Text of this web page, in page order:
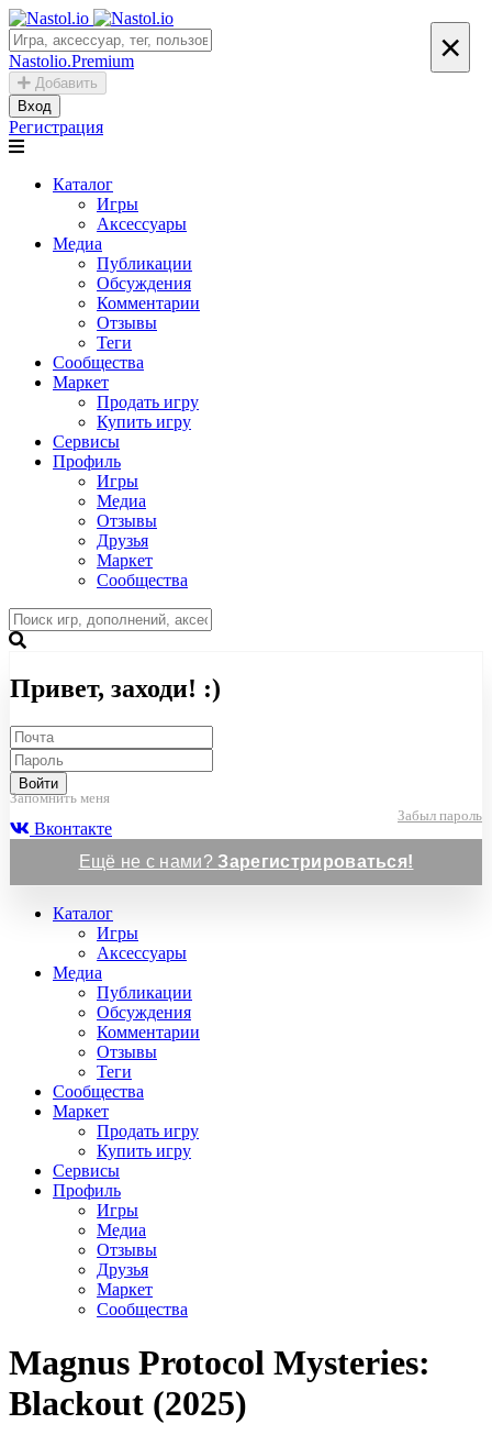
Nastolio.Premium
Добавить
Вход
Регистрация
Каталог
Игры
Аксессуары
Медиа
Публикации
Обсуждения
Комментарии
Отзывы
Теги
Сообщества
Маркет
Продать игру
Купить игру
Сервисы
Профиль
Игры
Медиа
Отзывы
Друзья
Маркет
Сообщества
×
Привет, заходи! :)
Войти
Запомнить меня
Забыл пароль
Вконтакте
Ещё не с нами?Зарегистрироваться!
Каталог
Игры
Аксессуары
Медиа
Публикации
Обсуждения
Комментарии
Отзывы
Теги
Сообщества
Маркет
Продать игру
Купить игру
Сервисы
Профиль
Игры
Медиа
Отзывы
Друзья
Маркет
Сообщества
Magnus Protocol Mysteries:
Blackout (2025)